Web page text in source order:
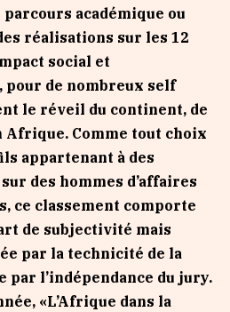
académique ou
réalisations sur les 12
social et
de nombreux self
le réveil du continent, de
Afrique. Comme tout choix
appartenant à des
des hommes d’affaires
ce classement comporte
de subjectivité mais
par la technicité de la
par l’indépendance du jury.
«L’Afrique dans la